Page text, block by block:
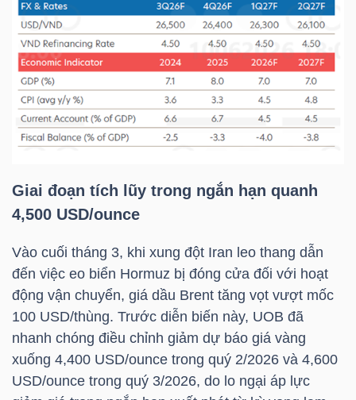
Giai đoạn tích lũy trong ngắn hạn quanh
4,500 USD/ounce
Vào cuối tháng 3, khi xung đột Iran leo thang dẫn
đến việc eo biển Hormuz bị đóng cửa đối với hoạt
động vận chuyển, giá dầu Brent tăng vọt vượt mốc
100 USD/thùng. Trước diễn biến này, UOB đã
nhanh chóng điều chỉnh giảm dự báo giá vàng
xuống 4,400 USD/ounce trong quý 2/2026 và 4,600
USD/ounce trong quý 3/2026, do lo ngại áp lực
DỊCH
VỤ
TRUYỀN
THÔNG
BẤT
ĐỘNG
SẢN